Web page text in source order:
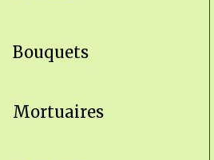
Bouquets
Mortuaires